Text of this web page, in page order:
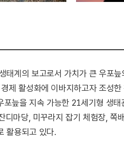
계의 보고로서 가치가 큰 우포
제 활성화에 이바지하고자 조성
늪을 지속 가능한 21세기형 생태
마당, 미꾸라지 잡기 체험장, 쪽
활용되고 있다.